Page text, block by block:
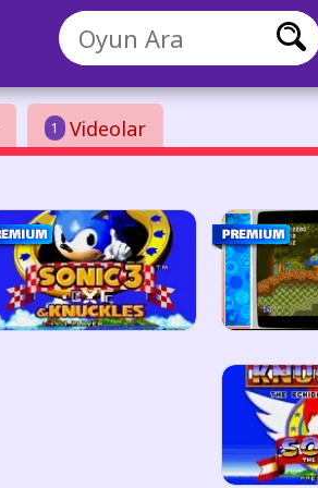
1 Videolar